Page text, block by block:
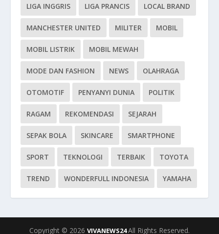
LIGA INGGRIS LIGA PRANCIS LOCAL BRAND
MANCHESTER UNITED MILITER MOBIL
MOBIL LISTRIK MOBIL MEWAH
MODE DAN FASHION NEWS OLAHRAGA
OTOMOTIF PENYANYI DUNIA POLITIK
RAGAM REKOMENDASI SEJARAH
SEPAK BOLA SKINCARE SMARTPHONE
SPORT TEKNOLOGI TERBAIK TOYOTA
TREND WONDERFULL INDONESIA YAMAHA
Copyright © 2026 VIVANEWS24All Rights Reserved.